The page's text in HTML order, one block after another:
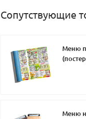
Сопутствующие
Меню
Меню